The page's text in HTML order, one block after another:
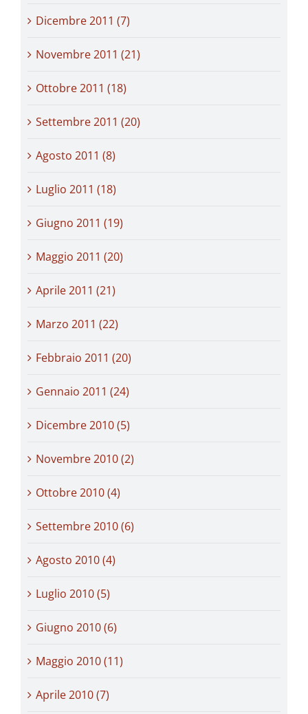
Dicembre 2011 (7)
Novembre 2011 (21)
Ottobre 2011 (18)
Settembre 2011 (20)
Agosto 2011 (8)
Luglio 2011 (18)
Giugno 2011 (19)
Maggio 2011 (20)
Aprile 2011 (21)
Marzo 2011 (22)
Febbraio 2011 (20)
Gennaio 2011 (24)
Dicembre 2010 (5)
Novembre 2010 (2)
Ottobre 2010 (4)
Settembre 2010 (6)
Agosto 2010 (4)
Luglio 2010 (5)
Giugno 2010 (6)
Maggio 2010 (11)
Aprile 2010 (7)